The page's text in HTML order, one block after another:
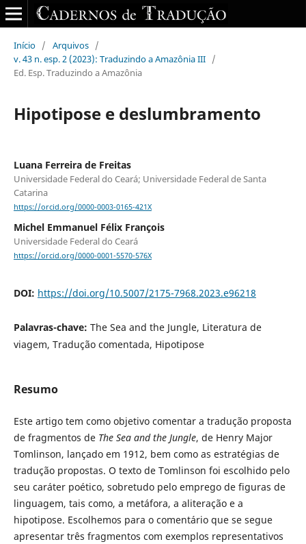
Início / Arquivos /
v. 43 n. esp. 2 (2023): Traduzindo a Amazônia III /
Ed. Esp. Traduzindo a Amazônia
Hipotipose e deslumbramento
Luana Ferreira de Freitas
Universidade Federal do Ceará; Universidade Federal de Santa
Catarina
https://orcid.org/0000-0003-0165-421X
Michel Emmanuel Félix François
Universidade Federal do Ceará
https://orcid.org/0000-0001-5570-576X
DOI: https://doi.org/10.5007/2175-7968.2023.e96218
Palavras-chave: The Sea and the Jungle, Literatura de
viagem, Tradução comentada, Hipotipose
Resumo
Este artigo tem como objetivo comentar a tradução proposta
de fragmentos de The Sea and the Jungle, de Henry Major
Tomlinson, lançado em 1912, bem como as estratégias de
tradução propostas. O texto de Tomlinson foi escolhido pelo
seu caráter poético, sobretudo pelo emprego de figuras de
linguagem, tais como, a metáfora, a aliteração e a
hipotipose. Escolhemos para o comentário que se segue
apresentar três fragmentos com exemplos representativos